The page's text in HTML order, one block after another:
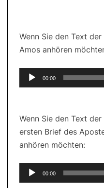
Wenn Sie den Text
Amos anhören
Audio-
Player
00:00
Wenn Sie den Text
ersten Brief des
anhören möchten:
Audio-
Player
00:00